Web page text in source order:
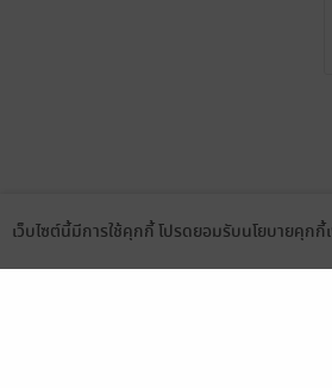
เว็บไซต์นี้มีการใช้คุกกี้ โปรดยอมรับนโยบายคุ